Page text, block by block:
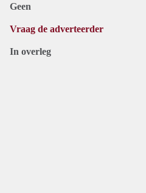
Geen
Vraag de adverteerder
In overleg